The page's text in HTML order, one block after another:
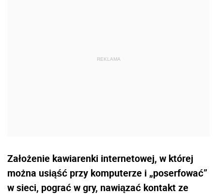
Założenie kawiarenki internetowej, w której
można usiąść przy komputerze i „poserfować”
w sieci, pograć w gry, nawiązać kontakt ze